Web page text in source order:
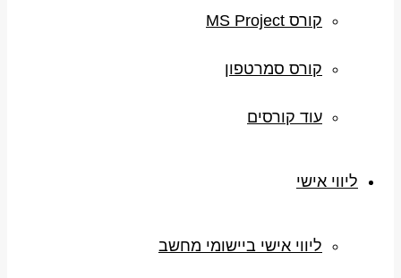
קורס MS Project
קורס סמרטפון
עוד קורסים
ליווי אישי
ליווי אישי ביישומי מחשב